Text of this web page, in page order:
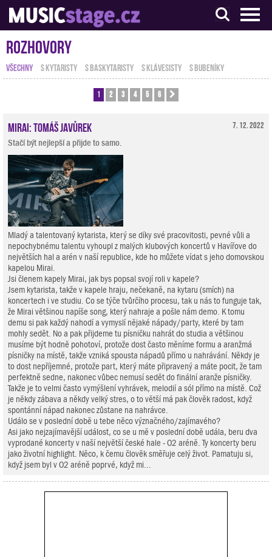
S muzikanty pro muzikanty
Rozhovory
VŠECHNY S KYTARISTY S BASKYTARISTY S KLÁVESISTY S BUBENÍKY
1 2 3 4 5 6
7. 12. 2022
Mirai: Tomáš Javůrek
Stačí být nejlepší a přijde to samo.
Mladý a talentovaný kytarista, který se díky své pracovitosti, pevné vůli a
nepochybnému talentu vyhoupl z malých klubových koncertů v Havířove do
největších hal a arén v naší republice, kde ho můžete vídat s jeho domovskou
kapelou Mirai.
Jsi členem kapely Mirai, jak bys popsal svojí roli v kapele?
Jsem kytarista, takže v kapele hraju, nečekaně, na kytaru (smích) na
koncertech i ve studiu. Co se týče tvůrčího procesu, tak u nás to funguje tak,
že Mirai většinou napíše song, který nahraje a pošle nám demo. K tomu
demu si pak každý nahodí a vymyslí nějaké nápady/party, které by tam
mohly sedět. No a pak přijdeme tu písničku nahrát do studia a většinou
musíme být hodně pohotoví, protože dost často měníme formu a aranžmá
písničky na místě, takže vzniká spousta nápadů přímo u nahrávání. Někdy je
to dost nepříjemné, protože part, který máte připravený a máte pocit, že tam
perfektně sedne, nakonec vůbec nemusí sedět do finální aranže písničky.
Takže je to velmi často vymýšlení vyhrávek, melodií a sól přímo na místě. Což
je někdy zábava a někdy velký stres, o to větší má pak člověk radost, když
spontánní nápad nakonec zůstane na nahrávce.
Událo se v poslední době u tebe něco význačného/zajímavého?
Asi jako nejzajímavější událost, co se u mě v poslední době udála, beru dva
vyprodané koncerty v naší největší české hale - O2 aréně. Ty koncerty beru
jako životní highlight. Něco, k čemu člověk směřuje celý život. Pamatuju si,
když jsem byl v O2 aréně poprvé, když mi...